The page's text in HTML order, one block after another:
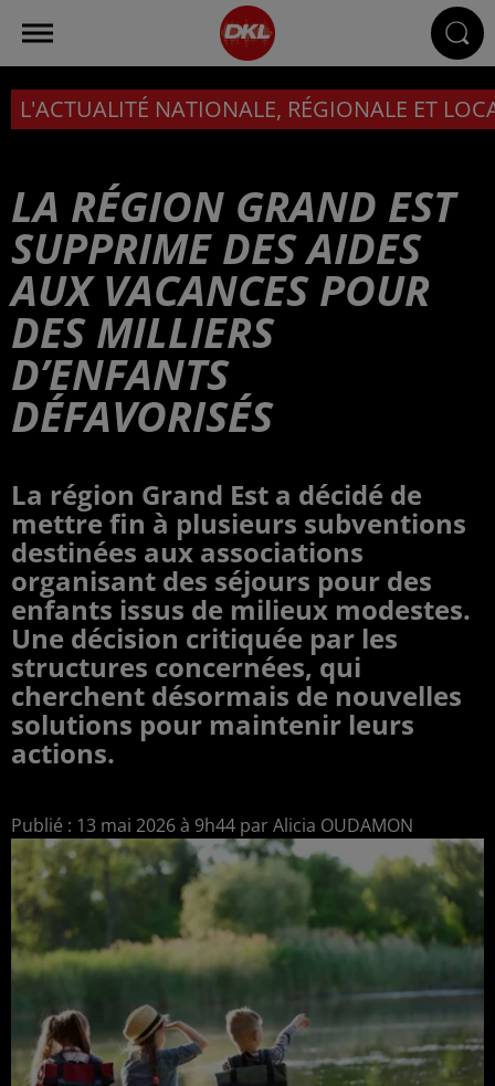
L'ACTUALITÉ NATIONALE, RÉGIONALE ET
LA RÉGION GRAND EST
SUPPRIME DES AIDES
AUX VACANCES POUR
DES MILLIERS
D’ENFANTS
DÉFAVORISÉS
La région Grand Est a décidé de
mettre fin à plusieurs subventions
destinées aux associations
organisant des séjours pour des
enfants issus de milieux modestes.
Une décision critiquée par les
structures concernées, qui
cherchent désormais de nouvelles
solutions pour maintenir leurs
actions.
Publié : 13 mai 2026 à 9h44 par Alicia OUDAMON